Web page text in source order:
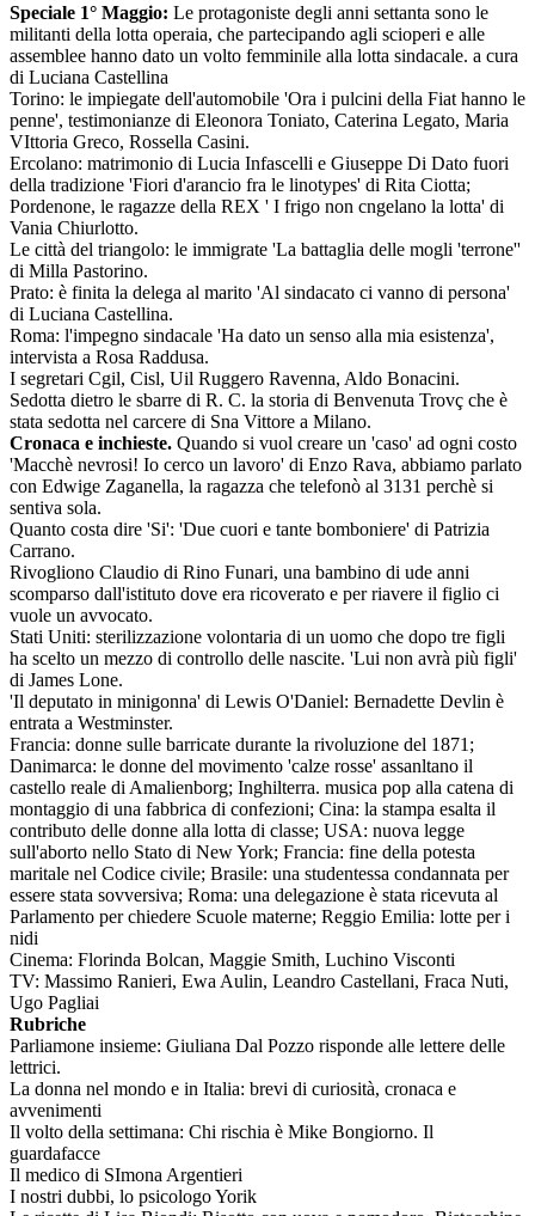
Speciale 1° Maggio: Le protagoniste degli anni settanta sono le
militanti della lotta operaia, che partecipando agli scioperi e alle
assemblee hanno dato un volto femminile alla lotta sindacale. a cura
di Luciana Castellina
Torino: le impiegate dell'automobile 'Ora i pulcini della Fiat hanno le
penne', testimonianze di Eleonora Toniato, Caterina Legato, Maria
VIttoria Greco, Rossella Casini.
Ercolano: matrimonio di Lucia Infascelli e Giuseppe Di Dato fuori
della tradizione 'Fiori d'arancio fra le linotypes' di Rita Ciotta;
Pordenone, le ragazze della REX ' I frigo non cngelano la lotta' di
Vania Chiurlotto.
Le città del triangolo: le immigrate 'La battaglia delle mogli 'terrone''
di Milla Pastorino.
Prato: è finita la delega al marito 'Al sindacato ci vanno di persona'
di Luciana Castellina.
Roma: l'impegno sindacale 'Ha dato un senso alla mia esistenza',
intervista a Rosa Raddusa.
I segretari Cgil, Cisl, Uil Ruggero Ravenna, Aldo Bonacini.
Sedotta dietro le sbarre di R. C. la storia di Benvenuta Trovç che è
stata sedotta nel carcere di Sna Vittore a Milano.
Cronaca e inchieste. Quando si vuol creare un 'caso' ad ogni costo
'Macchè nevrosi! Io cerco un lavoro' di Enzo Rava, abbiamo parlato
con Edwige Zaganella, la ragazza che telefonò al 3131 perchè si
sentiva sola.
Quanto costa dire 'Si': 'Due cuori e tante bomboniere' di Patrizia
Carrano.
Rivogliono Claudio di Rino Funari, una bambino di ude anni
scomparso dall'istituto dove era ricoverato e per riavere il figlio ci
vuole un avvocato.
Stati Uniti: sterilizzazione volontaria di un uomo che dopo tre figli
ha scelto un mezzo di controllo delle nascite. 'Lui non avrà più figli'
di James Lone.
'Il deputato in minigonna' di Lewis O'Daniel: Bernadette Devlin è
entrata a Westminster.
Francia: donne sulle barricate durante la rivoluzione del 1871;
Danimarca: le donne del movimento 'calze rosse' assanltano il
castello reale di Amalienborg; Inghilterra. musica pop alla catena di
montaggio di una fabbrica di confezioni; Cina: la stampa esalta il
contributo delle donne alla lotta di classe; USA: nuova legge
sull'aborto nello Stato di New York; Francia: fine della potesta
maritale nel Codice civile; Brasile: una studentessa condannata per
essere stata sovversiva; Roma: una delegazione è stata ricevuta al
Parlamento per chiedere Scuole materne; Reggio Emilia: lotte per i
nidi
Cinema: Florinda Bolcan, Maggie Smith, Luchino Visconti
TV: Massimo Ranieri, Ewa Aulin, Leandro Castellani, Fraca Nuti,
Ugo Pagliai
Rubriche
Parliamone insieme: Giuliana Dal Pozzo risponde alle lettere delle
lettrici.
La donna nel mondo e in Italia: brevi di curiosità, cronaca e
avvenimenti
Il volto della settimana: Chi rischia è Mike Bongiorno. Il
guardafacce
Il medico di SImona Argentieri
I nostri dubbi, lo psicologo Yorik